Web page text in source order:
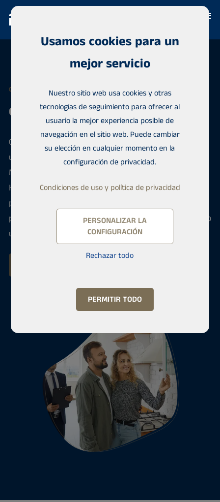
COMPRA CON HABITA
Comprar un apartamento
Comprar un apartamento es sencillo, cuando tienes
un agente inmobiliario profesional para ayudarte.
Más de 300 profesionales de la industria trabajan en
Habita en más de 30 países diferentes. Siempre
puede obtener ayuda con la compra y venta de
propiedades comunicándose con nosotros o visitando
una oficina de Habita.
Usamos cookies para un
mejor servicio
Nuestro sitio web usa cookies y otras
tecnologías de seguimiento para ofrecer al
usuario la mejor experiencia posible de
navegación en el sitio web. Puede cambiar
su elección en cualquier momento en la
configuración de privacidad.
Condiciones de uso y política de privacidad
PERSONALIZAR LA
CONFIGURACIÓN
Rechazar todo
PERMITIR TODO